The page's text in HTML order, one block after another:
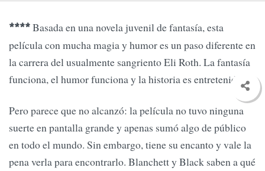
****Basada en una novela juvenil de fantasía, esta
película con mucha magia y humor es un paso diferente en
la carrera del usualmente sangriento Eli Roth. La fantasía
funciona, el humor funciona y la historia es entretenida.
Pero parece que no alcanzó: la película no tuvo ninguna
suerte en pantalla grande y apenas sumó algo de público
en todo el mundo. Sin embargo, tiene su encanto y vale la
pena verla para encontrarlo. Blanchett y Black saben a qué